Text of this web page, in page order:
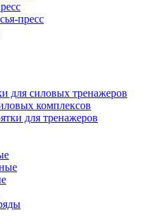
пресс
для силовых тренажеров
комплексов
для тренажеров